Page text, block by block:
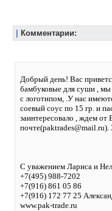
Комментарии:
Добрый день! Вас
бамбуковые для суши , мы
с логотипом, .У нас
соевый соус по 15 гр. и
заинтересовало , ждем от
почте(paktrades@mail.ru).
С уважением Лариса и
+7(495) 988-7202
+7(916) 861 05 86
+7(916) 172 77 25
www.pak-trade.ru